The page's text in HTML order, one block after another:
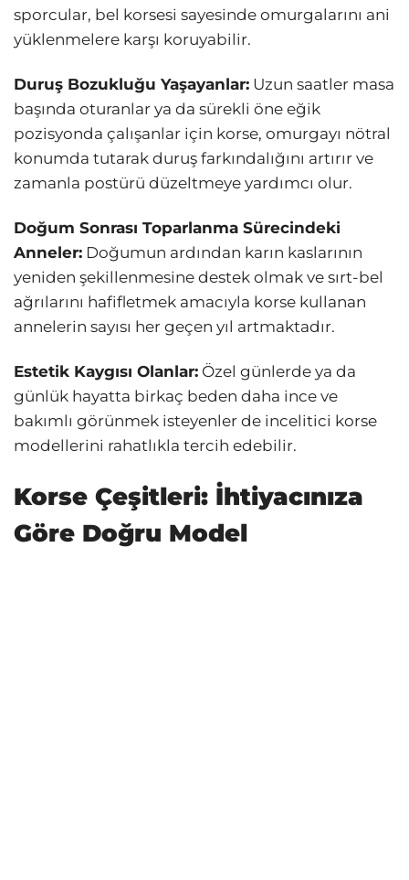
sporcular, bel korsesi sayesinde omurgalarını ani
yüklenmelere karşı koruyabilir.
Duruş Bozukluğu Yaşayanlar: Uzun saatler masa
başında oturanlar ya da sürekli öne eğik
pozisyonda çalışanlar için korse, omurgayı nötral
konumda tutarak duruş farkındalığını artırır ve
zamanla postürü düzeltmeye yardımcı olur.
Doğum Sonrası Toparlanma Sürecindeki
Anneler: Doğumun ardından karın kaslarının
yeniden şekillenmesine destek olmak ve sırt-bel
ağrılarını hafifletmek amacıyla korse kullanan
annelerin sayısı her geçen yıl artmaktadır.
Estetik Kaygısı Olanlar: Özel günlerde ya da
günlük hayatta birkaç beden daha ince ve
bakımlı görünmek isteyenler de incelitici korse
modellerini rahatlıkla tercih edebilir.
Korse Çeşitleri: İhtiyacınıza
Göre Doğru Model